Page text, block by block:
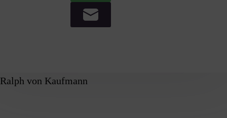
Ralph von Kaufmann